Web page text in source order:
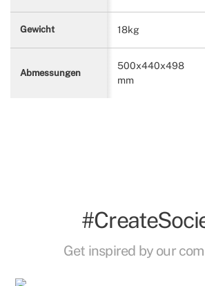
Gewicht 18kg
Abmessungen
500x440x498
mm
Get inspired by our